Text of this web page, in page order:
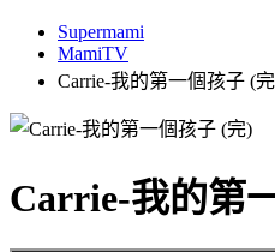
Supermami
MamiTV
Carrie-我的第一個孩子 (
Carrie-我的第